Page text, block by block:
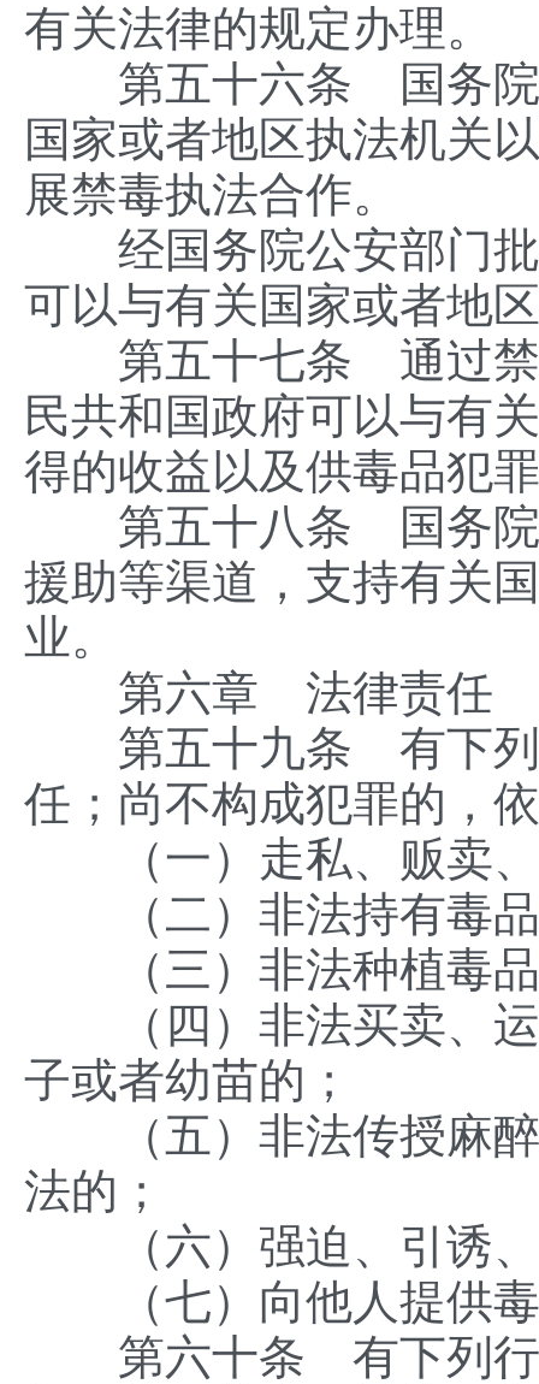
有关法律的规定办理。
第五十六条 国务院
国家或者地区执法机关
展禁毒执法合作。
经国务院公安部门批
可以与有关国家或者地
第五十七条 通过禁
民共和国政府可以与有
得的收益以及供毒品犯
第五十八条 国务院
援助等渠道，支持有关
业。
第六章 法律责任
第五十九条 有下列
任；尚不构成犯罪的，
（一）走私、贩卖、
（二）非法持有毒
（三）非法种植毒品
（四）非法买卖、运
子或者幼苗的；
（五）非法传授麻醉
法的；
（六）强迫、引诱、
（七）向他人提供毒
第六十条 有下列行